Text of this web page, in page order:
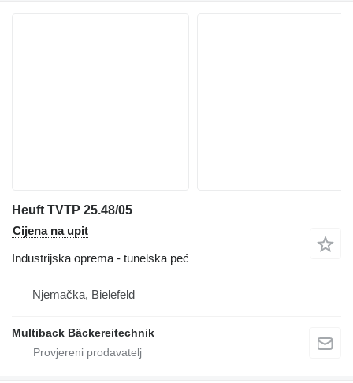
Heuft TVTP 25.48/05
Cijena na upit
Industrijska oprema - tunelska peć
Njemačka, Bielefeld
Multiback Bäckereitechnik